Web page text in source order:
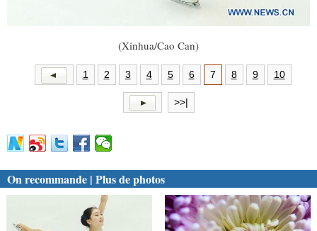
(Xinhua/Cao Can)
1 2 3 4 5 6 7 8 9 10
>>|
On recommande | Plus de photos